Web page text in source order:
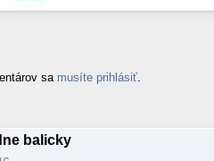
sa musíte prihlásiť
balicky